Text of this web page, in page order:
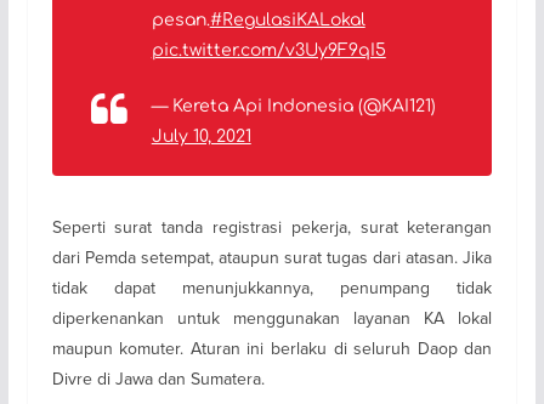
pesan.#RegulasiKALokal
pic.twitter.com/v3Uy9F9qI5
— Kereta Api Indonesia (@KAI121)
July 10, 2021
Seperti surat tanda registrasi pekerja, surat keterangan
dari Pemda setempat, ataupun surat tugas dari atasan. Jika
tidak dapat menunjukkannya, penumpang tidak
diperkenankan untuk menggunakan layanan KA lokal
maupun komuter. Aturan ini berlaku di seluruh Daop dan
Divre di Jawa dan Sumatera.